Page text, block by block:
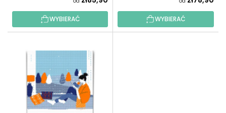
W
WYBIERAĆ WYBIERAĆ